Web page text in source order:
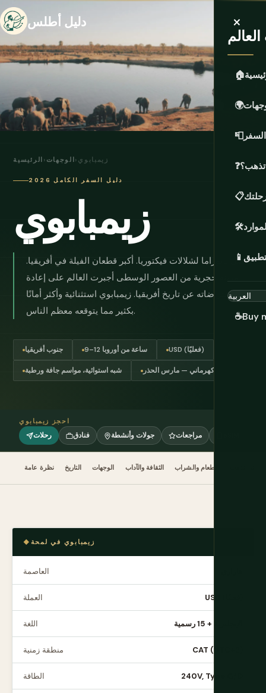
دليل أطلس ×
🏠
🌍
📮
❓تذهب؟
📋
🛠️
📱
☕Buy
الرئيسية › الوجهات › زيمبابوي
دليل السفر الكامل 2026
زيمبابوي
أفضل بانوراما لشلالات فيكتوريا. أكبر قطعان الفيلة في أفريقيا.
مدينة حجرية من العصور الوسطى أجبرت العالم على إعادة
كتابة افتراضاته عن تاريخ أفريقيا. زيمبابوي استثنائية وأكثر أمانًا
بكثير مما يتوقعه معظم الناس.
جنوب أفريقيا 9–12 ساعة من أوروبا USD (فعليًا)
شبه استوائية، مواسم جافة ورطبة كهرماني — مارس الحذر
احجز زيمبابوي
رحلات فنادق جولات وأنشطة مراجعات
نظرة عامة التاريخ الوجهات الثقافة والآداب الطعام والشراب
زيمبابوي في لمحة
العاصمة
العملة
اللغة الإنجليزية + 15 رسمية
منطقة زمنية CAT (UTC+2)
الطاقة 240V, Type G/D